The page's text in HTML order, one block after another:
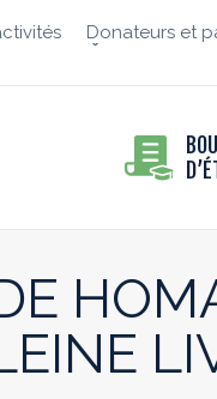
Donateurs et